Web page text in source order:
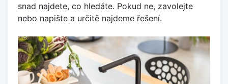
snad najdete, co hledáte. Pokud ne, zavolejte
nebo napište a určitě najdeme řešení.